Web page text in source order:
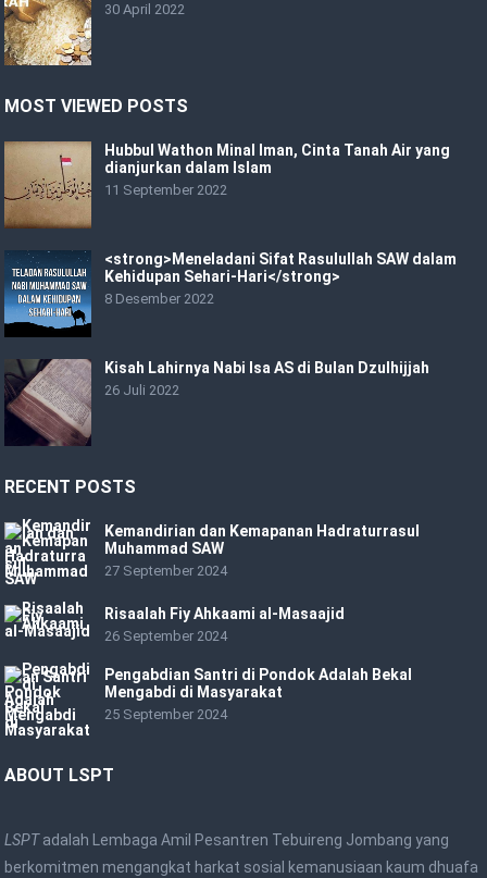
30 April 2022
MOST VIEWED POSTS
Hubbul Wathon Minal Iman, Cinta Tanah Air yang
dianjurkan dalam Islam
11 September 2022
<strong>Meneladani Sifat Rasulullah SAW dalam
Kehidupan Sehari-Hari</strong>
8 Desember 2022
Kisah Lahirnya Nabi Isa AS di Bulan Dzulhijjah
26 Juli 2022
RECENT POSTS
Kemandirian dan Kemapanan Hadraturrasul
Muhammad SAW
27 September 2024
Risaalah Fiy Ahkaami al-Masaajid
26 September 2024
Pengabdian Santri di Pondok Adalah Bekal
Mengabdi di Masyarakat
25 September 2024
ABOUT LSPT
LSPTadalah Lembaga Amil Pesantren Tebuireng Jombang yang
berkomitmen mengangkat harkat sosial kemanusiaan kaum dhuafa